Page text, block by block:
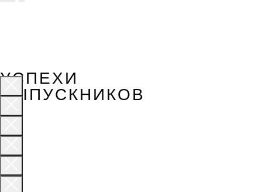
УСПЕХИ
ВЫПУСКНИКОВ